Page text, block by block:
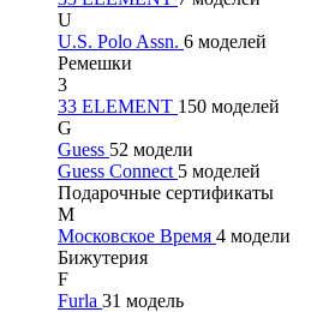
U
U.S. Polo Assn. 6 моделей
Ремешки
3
33 ELEMENT 150 моделей
G
Guess 52 модели
Guess Connect 5 моделей
Подарочные сертификаты
М
Московское Время 4 модели
Бижутерия
F
Furla 31 модель